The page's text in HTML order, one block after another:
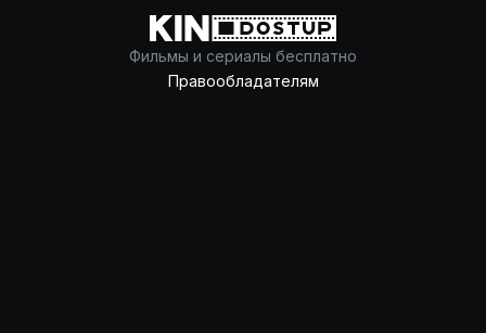
Фильмы и сериалы бесплатно
Правообладателям